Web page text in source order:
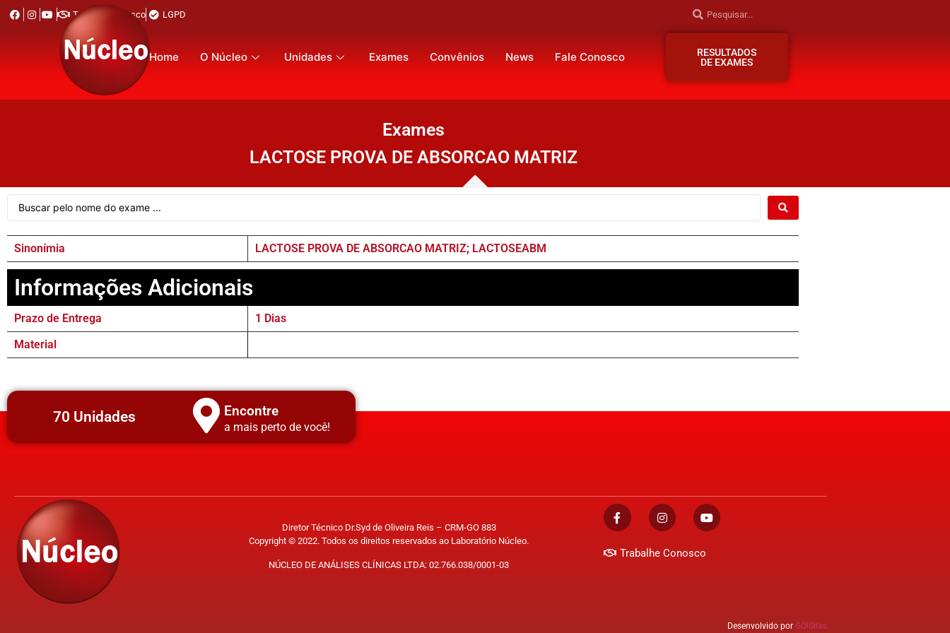
Trabalhe Conosco LGPD
Home O Núcleo Unidades Exames Convênios News Fale Conosco
RESULTADOS
DE EXAMES
Exames
LACTOSE PROVA DE ABSORCAO MATRIZ
Sinonímia LACTOSE PROVA DE ABSORCAO MATRIZ; LACTOSEABM
Informações Adicionais
Prazo de Entrega
1 Dias
Material
70 Unidades Encontre
a mais perto de você!
Diretor Técnico Dr.Syd de Oliveira Reis – CRM-GO 883
Copyright © 2022. Todos os direitos reservados ao Laboratório Núcleo.
NÚCLEO DE ANÁLISES CLÍNICAS LTDA: 02.766.038/0001-03
Trabalhe Conosco
Desenvolvido por GO!Sites